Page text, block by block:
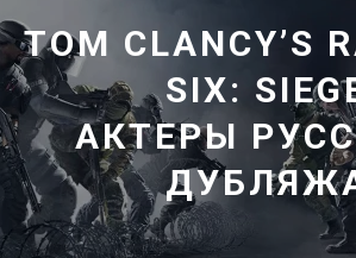
Другие услуги
8 800 200-45-51
Заказать звонок
ИИ голоса
8 800 200-45-51
Заказать звонок
TOM CLANCY’S
SIX:
—
АКТЕРЫ